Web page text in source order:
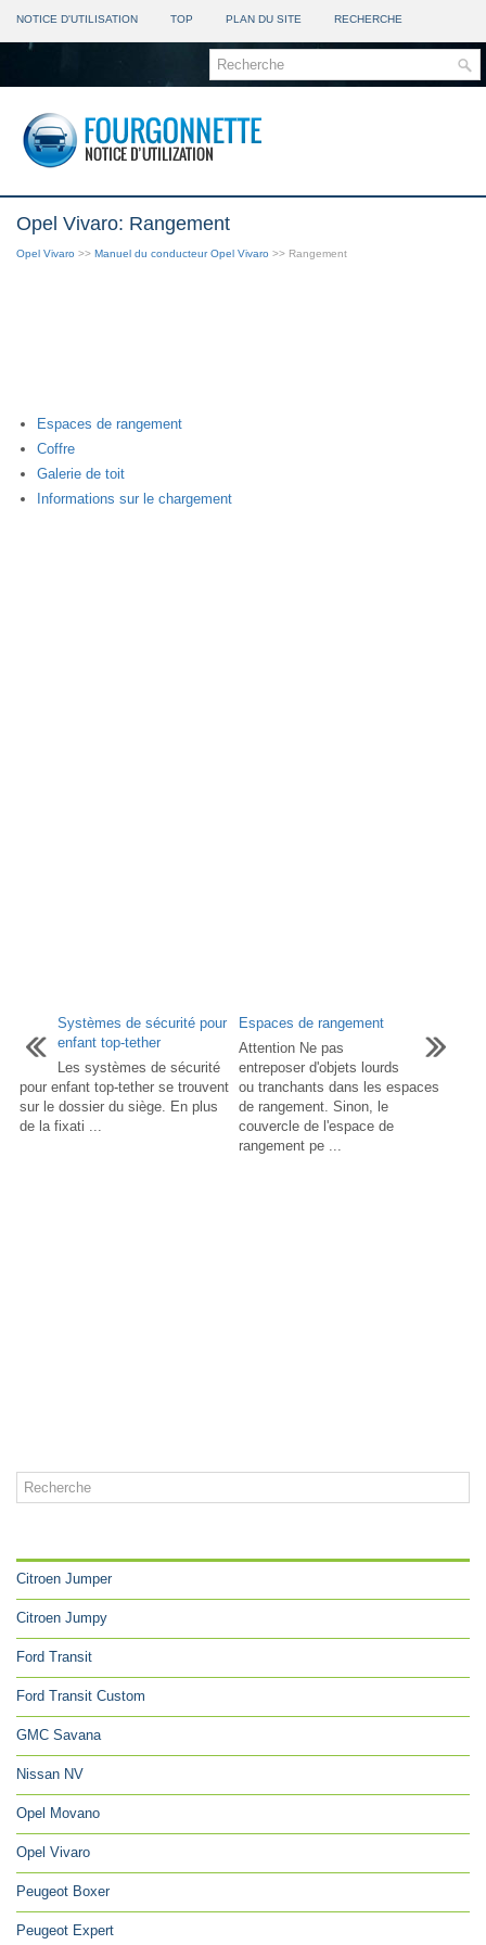
NOTICE D'UTILISATION TOP PLAN DU SITE RECHERCHE
Opel Vivaro: Rangement
Opel Vivaro >> Manuel du conducteur Opel Vivaro >> Rangement
Espaces de rangement
Coffre
Galerie de toit
Informations sur le chargement
Systèmes de sécurité pour
enfant top-tether
Les systèmes de sécurité
pour enfant top-tether se trouvent
sur le dossier du siège. En plus
de la fixati ...
Espaces de rangement
Attention Ne pas
entreposer d'objets lourds
ou tranchants dans les espaces
de rangement. Sinon, le
couvercle de l'espace de
rangement pe ...
Citroen Jumper
Citroen Jumpy
Ford Transit
Ford Transit Custom
GMC Savana
Nissan NV
Opel Movano
Opel Vivaro
Peugeot Boxer
Peugeot Expert